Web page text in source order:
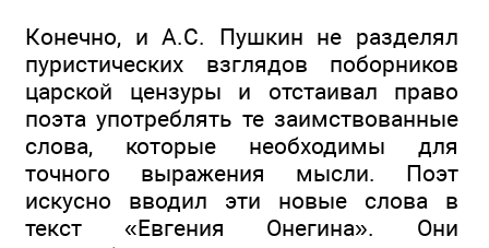
Конечно, и А.С. Пушкин не разделял
пуристических взглядов поборников
царской цензуры и отстаивал право
поэта употреблять те заимствованные
слова, которые необходимы для
точного выражения мысли. Поэт
искусно вводил эти новые слова в
текст «Евгения Онегина». Они